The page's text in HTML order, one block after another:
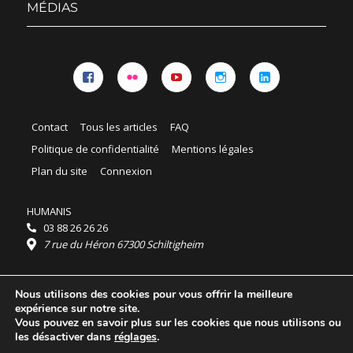
MÉDIAS
Contact Tous les articles
FAQ
Politique de confidentialité
Mentions légales
Plan du site
Connexion
HUMANIS
03 88 26 26 26
7 rue du Héron 67300 Schiltigheim
Horaires :
HUMANIS : du lundi au vendredi 9h - 18h
Ordidocaz : du lundi au vendredi 8h - 19h
© 2025 HUMANIS, tous droits réservés.
Licence Creative Commons Attribution 4.0
Nous utilisons des cookies pour vous offrir la meilleure
expérience sur notre site.
Vous pouvez en savoir plus sur les cookies que nous utilisons ou
les désactiver dans réglages.